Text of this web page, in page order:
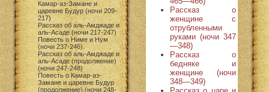
Камар-аз-Замане и
царевне Будур (ночи 209-
217)
Рассказ об аль-Амджаде и
аль-Асаде (ночи 217-247)
Повесть о Ниме и Нум
(ночи 237-246)
Рассказ об аль-Амджаде и
аль-Асаде (продолжение)
(ночи 247-248)
Повесть о Камар-аз-
Замане и царевне Будур
(продолжение) (ночи 248-
Рассказ о
женщине с
отрубленными
руками (ночи 347
—348)
Рассказ о
бедняке и
женщине (ночи
348—349)